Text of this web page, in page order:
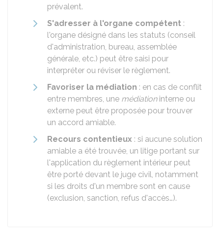
prévalent.
S'adresser à l'organe compétent :
l'organe désigné dans les statuts (conseil
d'administration, bureau, assemblée
générale, etc.) peut être saisi pour
interpréter ou réviser le règlement.
Favoriser la médiation : en cas de conflit
entre membres, une médiationinterne ou
externe peut être proposée pour trouver
un accord amiable.
Recours contentieux : si aucune solution
amiable a été trouvée, un litige portant sur
l'application du règlement intérieur peut
être porté devant le juge civil, notamment
si les droits d'un membre sont en cause
(exclusion, sanction, refus d'accès…).